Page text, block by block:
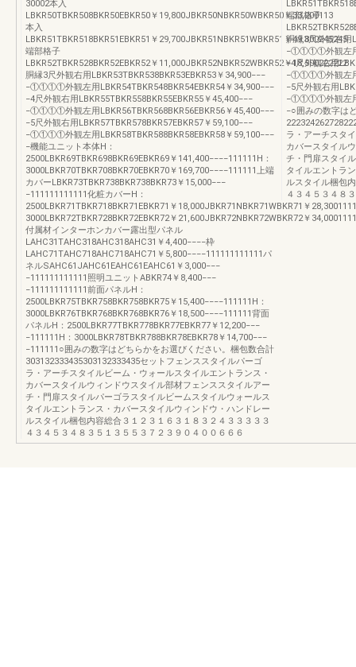
30002本入
LBKR50TBKR508BKR50EBKR50￥19,800JBKR50NBKR50WBKR50￥33,200113
本入
LBKR51TBKR518BKR51EBKR51￥29,700JBKR51NBKR51WBKR51￥49,800245245
端部格子
LBKR52TBKR528BKR52EBKR52￥11,000JBKR52NBKR52WBKR52￥18,500222222
胴縁3尺外観右用LBKR53TBKR538BKR53EBKR53￥34,900−−−
−①①①①外観左用LBKR54TBKR548BKR54EBKR54￥34,900−−−
−4尺外観右用LBKR55TBKR558BKR55EBKR55￥45,400−−−
−①①①①外観左用LBKR56TBKR568BKR56EBKR56￥45,400−−−
−5尺外観右用LBKR57TBKR578BKR57EBKR57￥59,100−−−
−①①①①外観左用LBKR58TBKR588BKR58EBKR58￥59,100−−−
−機能ユニット本体H：
2500LBKR69TBKR698BKR69EBKR69￥141,400−−−−111111H：
3000LBKR70TBKR708BKR70EBKR70￥169,700−−−−111111上端
カバーLBKR73TBKR738BKR738BKR73￥15,000−−−
−111111111111化粧カバーH：
2500LBKR71TBKR718BKR71EBKR71￥18,000JBKR71NBKR71WBKR71￥
3000LBKR72TBKR728BKR72EBKR72￥21,600JBKR72NBKR72WBKR72￥
付属材インターホンカバー露出型パネル
LAHC31TAHC318AHC318AHC31￥4,400−−−−枠
LAHC71TAHC718AHC718AHC71￥5,800−−−−111111111111パ
ネルSAHC61JAHC61EAHC61EAHC61￥3,000−−−
−111111111111照明ユニットABKR74￥8,400−−−
−111111111111前面パネルH：
2500LBKR75TBKR758BKR758BKR75￥15,400−−−−111111H：
3000LBKR76TBKR768BKR768BKR76￥18,500−−−−111111背面
パネルH：2500LBKR77TBKR778BKR77EBKR77￥12,200−−−
−111111H：3000LBKR78TBKR788BKR78EBKR78￥14,700−−−
−111111○囲みの数字はどちらかをお選びください。梱包数合計
303132333435303132333435セットフェンススタイルパーゴ
ラ・アーチスタイルビーム・ウォールスタイルエントランス・
カバースタイルウィンドウスタイル部材フェンススタイルアー
チ・門扉スタイルパーゴラスタイルビームスタイルウォールス
タイルエントランス・カバースタイルウィンドウ・ハンドレー
ルスタイル梱包内容総合３１２３１６３１８３２４３３３３３
４３４５３４８３５１３５５３７２３９０４００６６６
端部格子
胴縁3尺外観右用
−①①①①外観左用
−4尺外観右用
−①①①①外観左用
−5尺外観右用
−①①①①外観左用
−○囲みの数字は
ラ・アーチスタ
カバースタイル
チ・門扉スタイ
タイルエントラ
ルスタイル梱包
４３４５３４８